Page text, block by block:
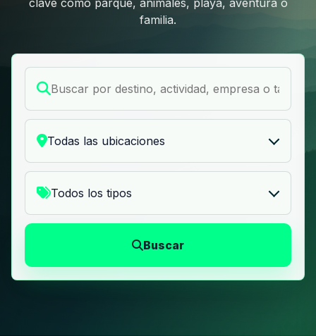
clave como parque, animales, playa, aventura o
familia.
Buscar